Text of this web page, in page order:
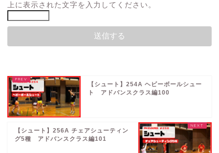
上に表示された文字を入力してください。
【シュート】254A ヘビーボールシュー
ト アドバンスクラス編100
【シュート】256A チェアシューティン
グ5種 アドバンスクラス編101